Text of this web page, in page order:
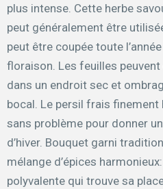
plus intense. Cette herbe
peut généralement être
peut être coupée toute
floraison. Les feuilles peuvent
dans un endroit sec et
bocal. Le persil frais finement
sans problème pour donner
d’hiver. Bouquet garni
mélange d’épices
polyvalente qui trouve sa